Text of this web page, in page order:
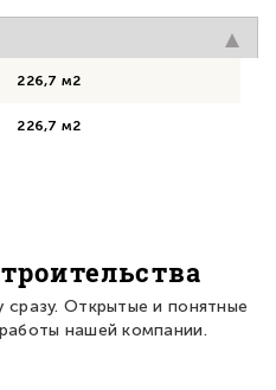
226,7 м2
226,7 м2
Открытые и понятные
нашей компании.